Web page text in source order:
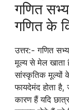
गणित
गणित के
उत्तर:- गणित
मूल्य से मेल
सांस्कृतिक मूल्यों
फायदेमंद होता
कारण हैं यदि